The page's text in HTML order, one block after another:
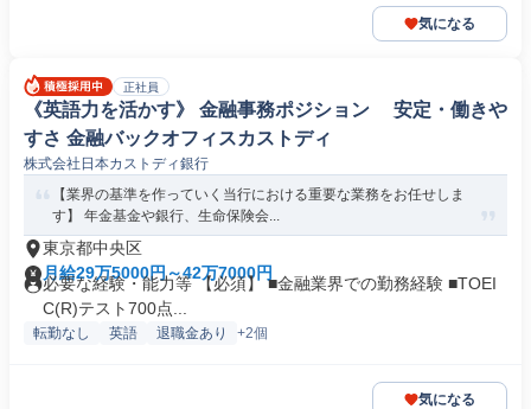
気になる
正社員
《英語力を活かす》 金融事務ポジション 安定・働きや
すさ 金融バックオフィスカストディ
株式会社日本カストディ銀行
【業界の基準を作っていく当行における重要な業務をお任せしま
す】 年金基金や銀行、生命保険会...
東京都中央区
月給29万5000円～42万7000円
必要な経験・能力等 【必須】 ■金融業界での勤務経験 ■TOEI
C(R)テスト700点...
転勤なし 英語 退職金あり +2個
気になる